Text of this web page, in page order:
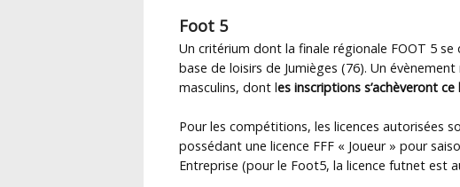
Foot 5
Un critérium dont la finale régionale FOOT 5
base de loisirs de Jumièges (76). Un
masculins, dont les inscriptions s’achèveront ce
Pour les compétitions, les licences autorisées
possédant une licence FFF « Joueur » pour
Entreprise (pour le Foot5, la licence futnet est